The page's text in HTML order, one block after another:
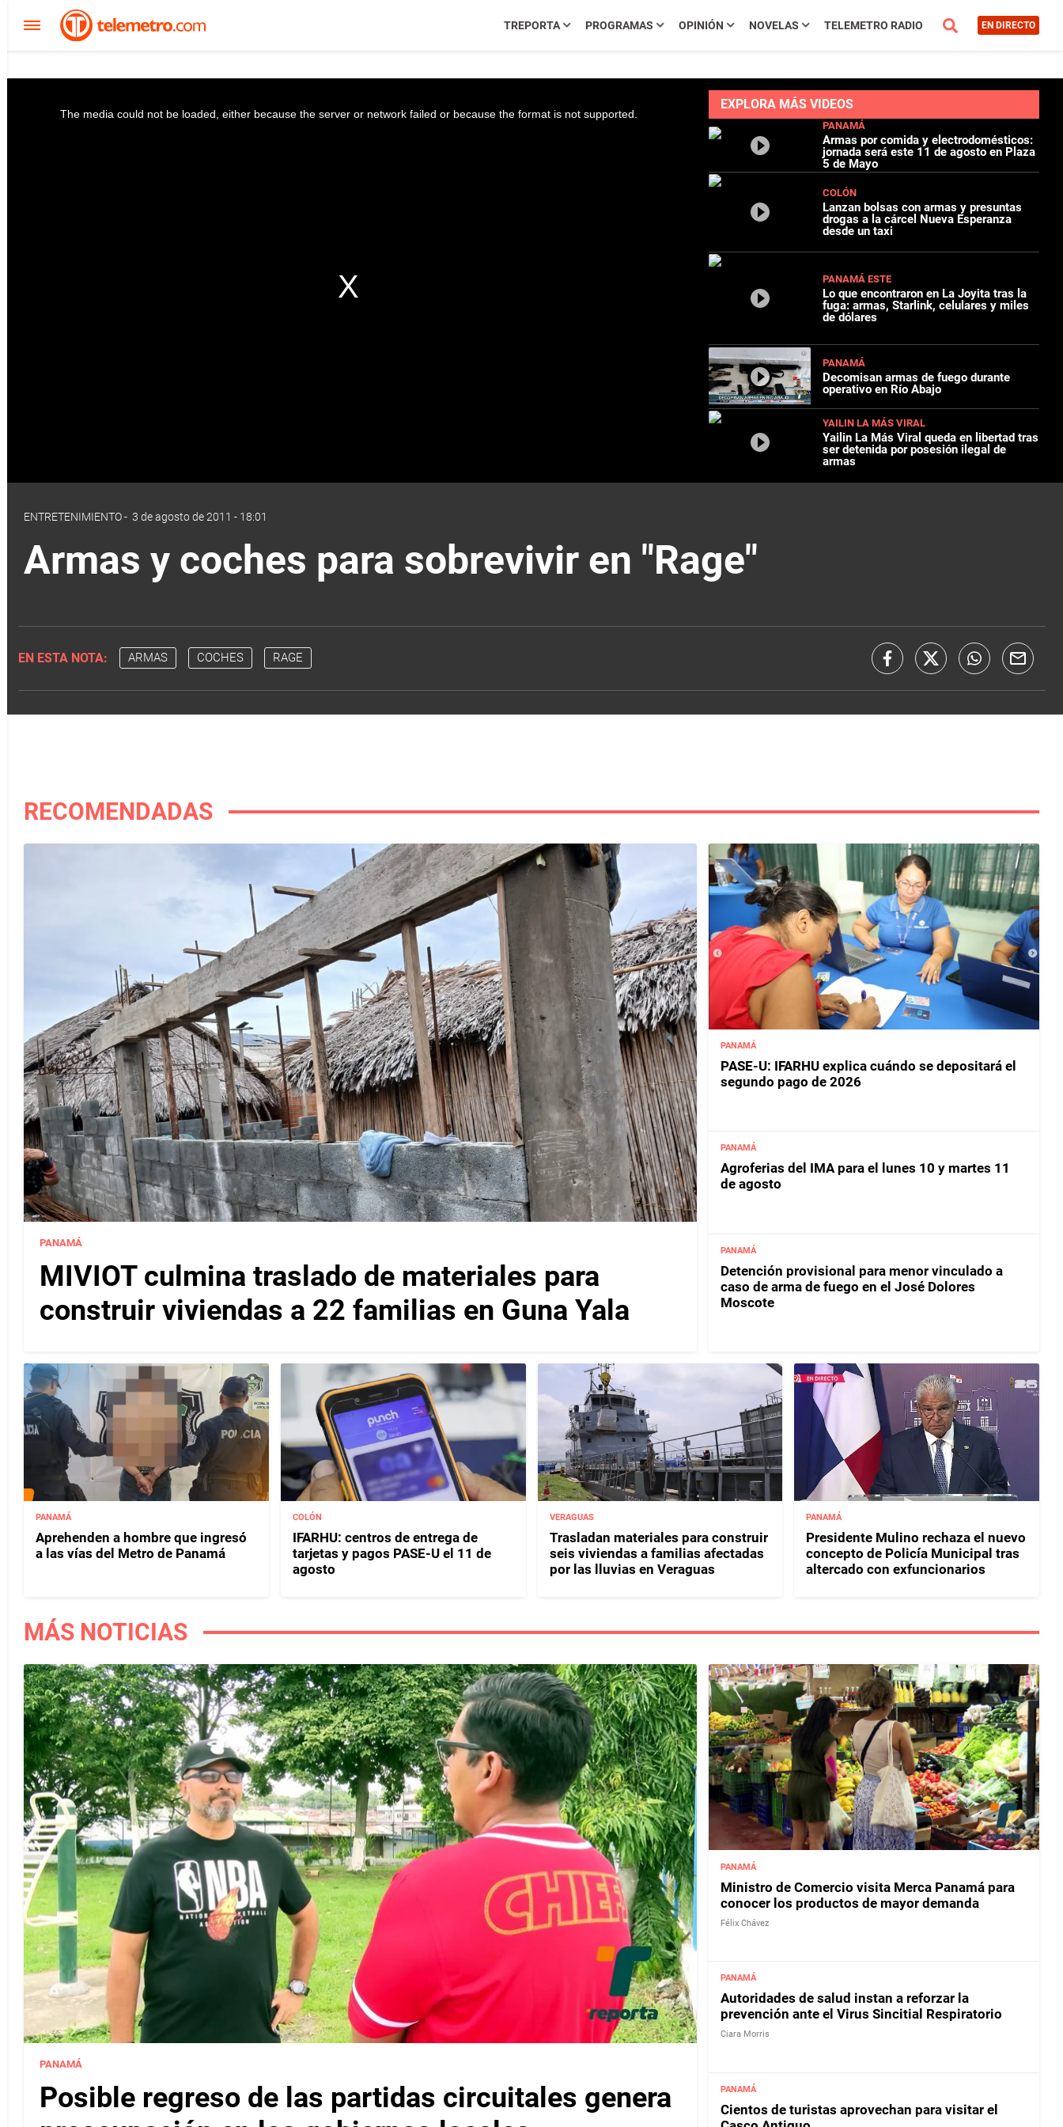
TREPORTA PROGRAMAS OPINIÓN NOVELAS TELEMETRO RADIO EN DIRECTO
The media could not be loaded, either because the server or network failed or because the format is not supported.
EXPLORA MÁS VIDEOS
PANAMÁ
Armas por comida y electrodomésticos:
jornada será este 11 de agosto en Plaza
5 de Mayo
COLÓN
Lanzan bolsas con armas y presuntas
drogas a la cárcel Nueva Esperanza
desde un taxi
PANAMÁ ESTE
Lo que encontraron en La Joyita tras la
fuga: armas, Starlink, celulares y miles
de dólares
PANAMÁ
Decomisan armas de fuego durante
operativo en Río Abajo
YAILIN LA MÁS VIRAL
Yailin La Más Viral queda en libertad tras
ser detenida por posesión ilegal de
armas
ENTRETENIMIENTO- 3 de agosto de 2011 - 18:01
Armas y coches para sobrevivir en "Rage"
EN ESTA NOTA: ARMAS COCHES RAGE
RECOMENDADAS
PANAMÁ
MIVIOT culmina traslado de materiales para
construir viviendas a 22 familias en Guna Yala
PANAMÁ
PASE-U: IFARHU explica cuándo se depositará el
segundo pago de 2026
PANAMÁ
Agroferias del IMA para el lunes 10 y martes 11
de agosto
PANAMÁ
Detención provisional para menor vinculado a
caso de arma de fuego en el José Dolores
Moscote
PANAMÁ
Aprehenden a hombre que ingresó
a las vías del Metro de Panamá
COLÓN
IFARHU: centros de entrega de
tarjetas y pagos PASE-U el 11 de
agosto
VERAGUAS
Trasladan materiales para construir
seis viviendas a familias afectadas
por las lluvias en Veraguas
PANAMÁ
Presidente Mulino rechaza el nuevo
concepto de Policía Municipal tras
altercado con exfuncionarios
MÁS NOTICIAS
PANAMÁ
Posible regreso de las partidas circuitales genera
PANAMÁ
Ministro de Comercio visita Merca Panamá para
conocer los productos de mayor demanda
Félix Chávez
PANAMÁ
Autoridades de salud instan a reforzar la
prevención ante el Virus Sincitial Respiratorio
Ciara Morris
PANAMÁ
Cientos de turistas aprovechan para visitar el